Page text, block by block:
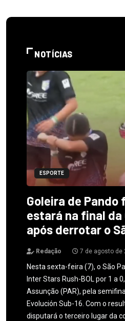
NOTÍCIAS
ESPORTE
Goleira de Pando
estará na final da
após derrotar o
Redação 7 de agosto de
Nesta sexta-feira (7), o São
Inter Stars Rush-BOL por 1 a
Assunção (PAR), pela
Evolución Sub-16. Com o
disputará o terceiro lugar da